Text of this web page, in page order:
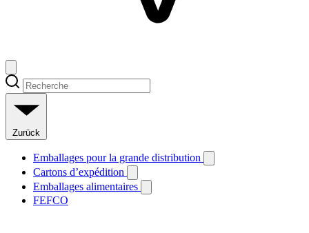
Zurück
Emballages pour la grande distribution
Cartons d’expédition
Emballages alimentaires
FEFCO